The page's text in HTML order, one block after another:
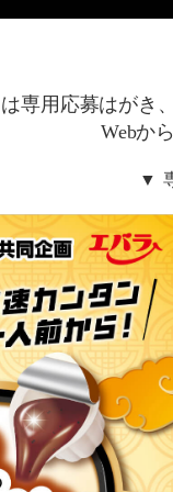
専用応募はがき
Webか
▼